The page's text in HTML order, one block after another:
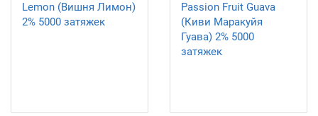
Lemon (Вишня Лимон)
2% 5000 затяжек
Passion Fruit Guava
(Киви Маракуйя
Гуава) 2% 5000
затяжек